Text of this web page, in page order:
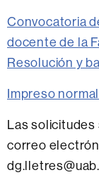
Convocatoria
docente de la
Resolución y
Impreso
Las
correo